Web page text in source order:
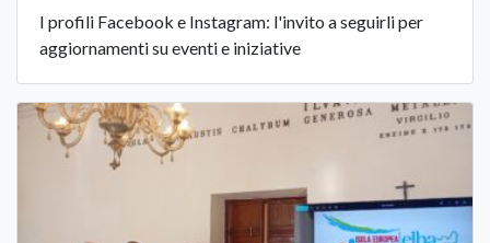
I profili Facebook e Instagram: l'invito a seguirli per
aggiornamenti su eventi e iniziative